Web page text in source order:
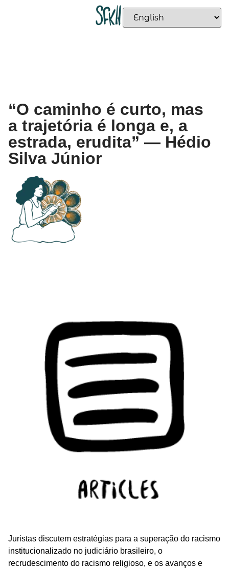
“O caminho é curto, mas
a trajetória é longa e, a
estrada, erudita” — Hédio
Silva Júnior
Juristas discutem estratégias para a superação do racismo
institucionalizado no judiciário brasileiro, o
recrudescimento do racismo religioso, e os avanços e